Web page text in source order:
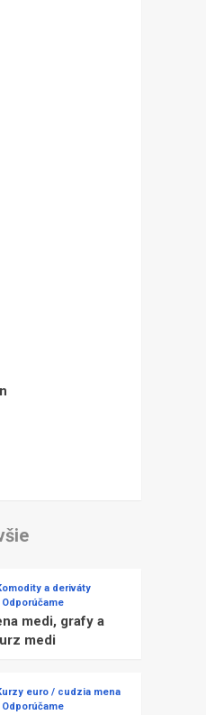
a deriváty
Odporúčame
medi, grafy a
medi
euro / cudzia mena
Odporúčame